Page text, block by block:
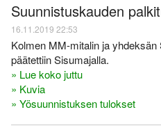
Suunnistuskauden
16.11.2019 22:53
Kolmen MM-mitalin ja
päätettiin Sisumajalla.
» Lue koko juttu
» Kuvia
» Yösuunnistuksen tulokset